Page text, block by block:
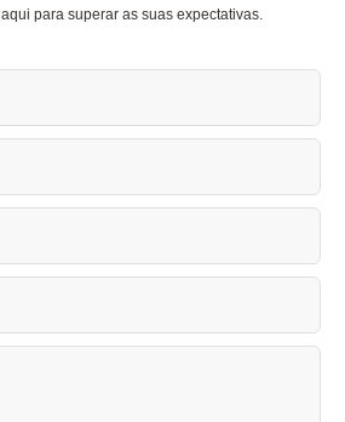
para superar as suas expectativas.